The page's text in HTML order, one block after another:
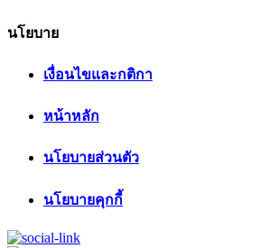
นโยบาย
เงื่อนไขและกติกา
หน้าหลัก
นโยบายส่วนตัว
นโยบายคุกกี้